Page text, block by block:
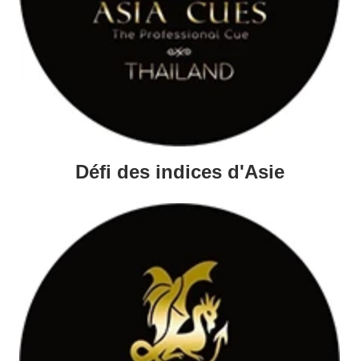
Défi des indices d'Asie